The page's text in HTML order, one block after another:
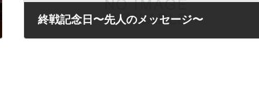
終戦記念日〜先人のメッセージ〜